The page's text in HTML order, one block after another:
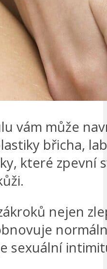
vám může
břicha,
které zpevní
nejen
sexuální